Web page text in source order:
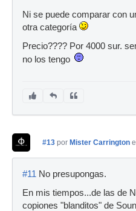
Ni se puede comparar con
otra categoría
Precio???? Por 4000 sur.
no los tengo
#13 por Mister Carrington
#11 No presupongas.
En mis tiempos...de las de
copiones "blanditos" de